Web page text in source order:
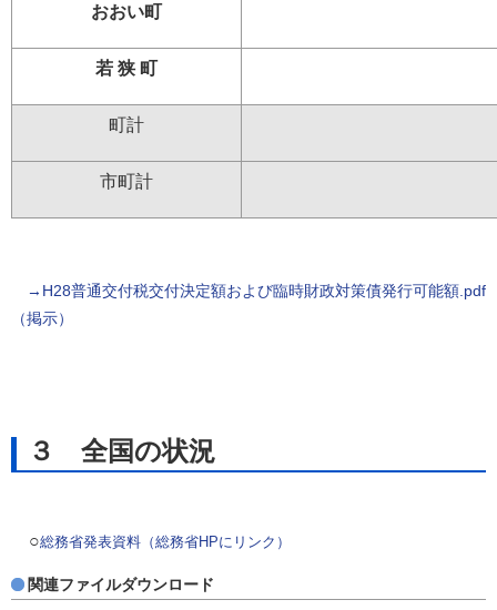
おおい町
若 狭 町
町計
市町計
→H28普通交付税交付決定額および臨時財政対策債発行可能額.pdf
（掲示）
３ 全国の状況
○総務省発表資料（総務省HPにリンク）
関連ファイルダウンロード